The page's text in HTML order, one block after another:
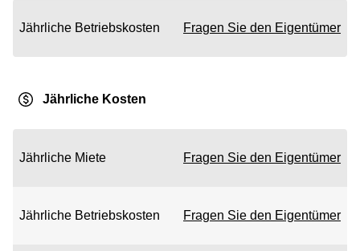
Jährliche Betriebskosten Fragen Sie den Eigentümer
Jährliche Kosten
Jährliche Miete Fragen Sie den Eigentümer
Jährliche Betriebskosten Fragen Sie den Eigentümer